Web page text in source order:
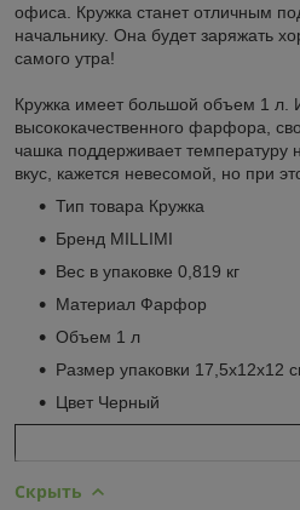
офиса. Кружка станет отличным
начальнику. Она будет заряжать
самого утра!
Кружка имеет большой объем 1 л.
высококачественного фарфора,
чашка поддерживает температуру
вкус, кажется невесомой, но при
Тип товара Кружка
Бренд MILLIMI
Вес в упаковке 0,819 кг
Материал Фарфор
Объем 1 л
Размер упаковки 17,5х12х12
Цвет Черный
Скрыть